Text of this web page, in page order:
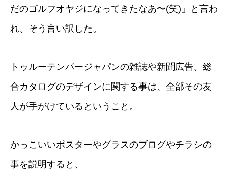
だのゴルフオヤジになってきたなあ〜(笑)」と言わ
れ、そう言い訳した。
トゥルーテンパージャパンの雑誌や新聞広告、総
合カタログのデザインに関する事は、全部その友
人が手がけているということ。
かっこいいポスターやグラスのブログやチラシの
事を説明すると、